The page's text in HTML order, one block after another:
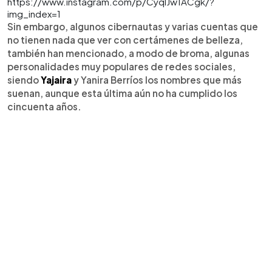
img_index=1
Sin embargo, algunos cibernautas y varias cuentas que
no tienen nada que ver con certámenes de belleza,
también han mencionado, a modo de broma, algunas
personalidades muy populares de redes sociales,
siendoYajairay Yanira Berríos los nombres que más
suenan, aunque esta última aún no ha cumplido los
cincuenta años.